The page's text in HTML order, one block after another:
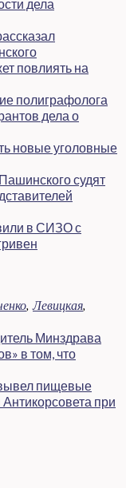
дела
повлиять на
полиграфолога
дела о
новые уголовные
судят
в СИЗО с
,Левицкая,
Минздрава
в том, что
пищевые
при